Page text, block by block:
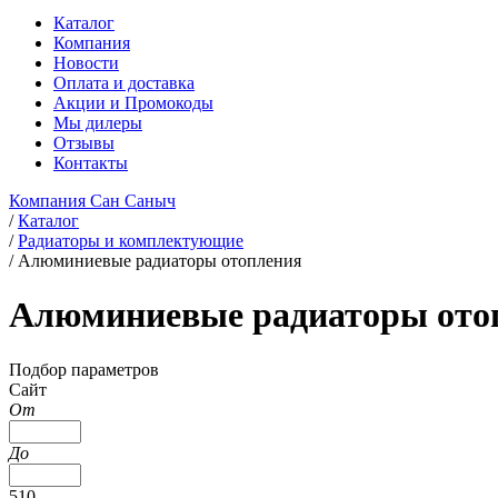
Каталог
Компания
Новости
Оплата и доставка
Акции и Промокоды
Мы дилеры
Отзывы
Контакты
Компания Сан Саныч
/Каталог
/Радиаторы и комплектующие
/ Алюминиевые радиаторы отопления
Алюминиевые радиаторы
Подбор параметров
Сайт
От
До